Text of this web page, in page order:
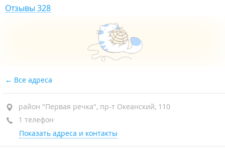
Отзывы 328
Все адреса
район "Первая речка", пр-т Океанский, 110
1 телефон
Показать адреса и контакты